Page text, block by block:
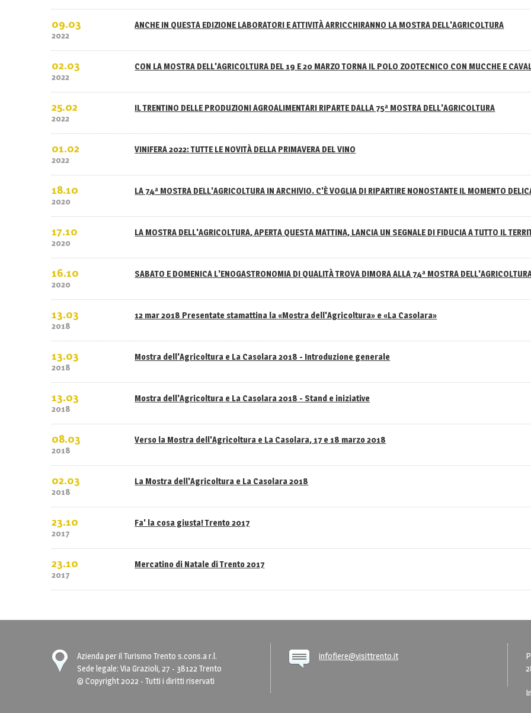
09.03
2022
ANCHE IN QUESTA EDIZIONE LABORATORI E ATTIVITÀ ARRICCHIRANNO LA MOSTRA DELL'AGRICOLTURA
02.03
2022
CON LA MOSTRA DELL'AGRICOLTURA DEL 19 E 20 MARZO TORNA IL POLO ZOOTECNICO CON MUCCHE E
25.02
2022
IL TRENTINO DELLE PRODUZIONI AGROALIMENTARI RIPARTE DALLA 75ª MOSTRA DELL'AGRICOLTURA
01.02
2022
VINIFERA 2022: TUTTE LE NOVITÀ DELLA PRIMAVERA DEL VINO
18.10
2020
LA 74ª MOSTRA DELL'AGRICOLTURA IN ARCHIVIO. C'È VOGLIA DI RIPARTIRE NONOSTANTE IL MOMENTO
17.10
2020
LA MOSTRA DELL'AGRICOLTURA, APERTA QUESTA MATTINA, LANCIA UN SEGNALE DI FIDUCIA A TUTTO IL
16.10
2020
SABATO E DOMENICA L'ENOGASTRONOMIA DI QUALITÀ TROVA DIMORA ALLA 74ª MOSTRA
13.03
2018
12 mar 2018 Presentate stamattina la «Mostra dell'Agricoltura» e «La Casolara»
13.03
2018
Mostra dell'Agricoltura e La Casolara 2018 - Introduzione generale
13.03
2018
Mostra dell'Agricoltura e La Casolara 2018 - Stand e iniziative
08.03
2018
Verso la Mostra dell'Agricoltura e La Casolara, 17 e 18 marzo 2018
02.03
2018
La Mostra dell'Agricoltura e La Casolara 2018
23.10
2017
Fa' la cosa giusta! Trento 2017
23.10
2017
Mercatino di Natale di Trento 2017
Azienda per il Turismo Trento s.cons.a r.l.
Sede legale: Via Grazioli, 27 - 38122 Trento
© Copyright 2022 - Tutti i diritti riservati
infofiere@visittrento.it